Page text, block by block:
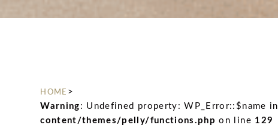
HOME >
Warning : Undefined property: WP_Error::$name in
content/themes/pelly/functions.php on line 129